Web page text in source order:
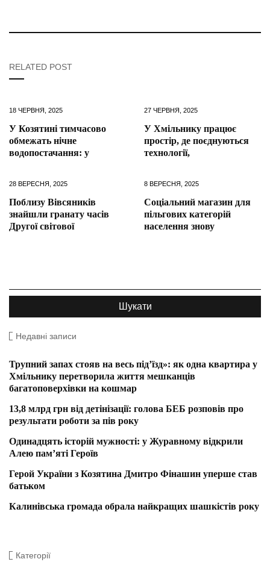
RELATED POST
18 ЧЕРВНЯ, 2025
У Козятині тимчасово
обмежать нічне
водопостачання: у
27 ЧЕРВНЯ, 2025
У Хмільнику працює
простір, де поєднуються
технології,
28 ВЕРЕСНЯ, 2025
Поблизу Вівсяників
знайшли гранату часів
Другої світової
8 ВЕРЕСНЯ, 2025
Соціальний магазин для
пільгових категорій
населення знову
Недавні записи
Трупний запах стояв на весь під’їзд»: як одна квартира у
Хмільнику перетворила життя мешканців
багатоповерхівки на кошмар
13,8 млрд грн від детінізації: голова БЕБ розповів про
результати роботи за пів року
Одинадцять історій мужності: у Журавному відкрили
Алею пам’яті Героїв
Герой України з Козятина Дмитро Фінашин уперше став
батьком
Калинівська громада обрала найкращих шашкістів року
Категорії